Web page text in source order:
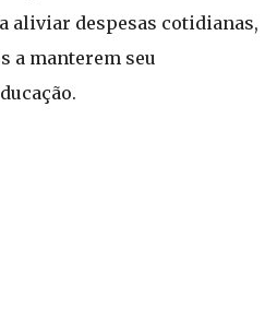
aliviar despesas cotidianas,
a manterem seu